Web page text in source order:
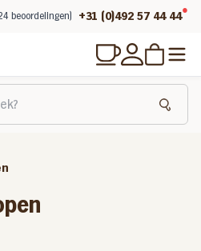
beoordelingen) +31 (0)492 57 44 44